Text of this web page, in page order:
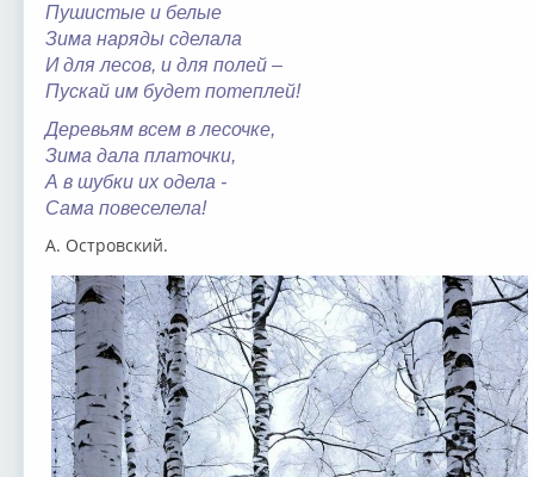
Пушистые и белые
Зима наряды сделала
И для лесов, и для полей –
Пускай им будет потеплей!
Деревьям всем в лесочке,
Зима дала платочки,
А в шубки их одела -
Сама повеселела!
А. Островский.